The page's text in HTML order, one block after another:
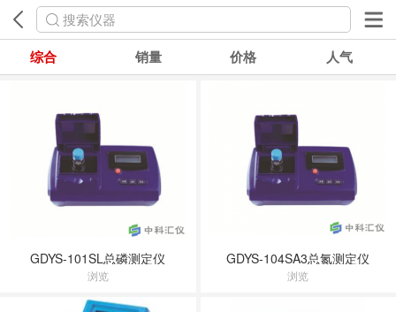
搜索仪器
综合 销量 价格 人气
GDYS-101SL总磷测定仪
浏览
GDYS-104SA3总氮测定仪
浏览